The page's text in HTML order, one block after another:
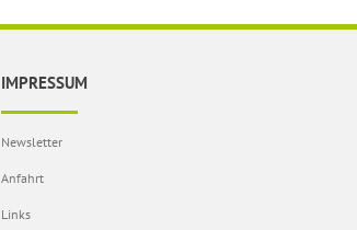
IMPRESSUM
Newsletter
Anfahrt
Links